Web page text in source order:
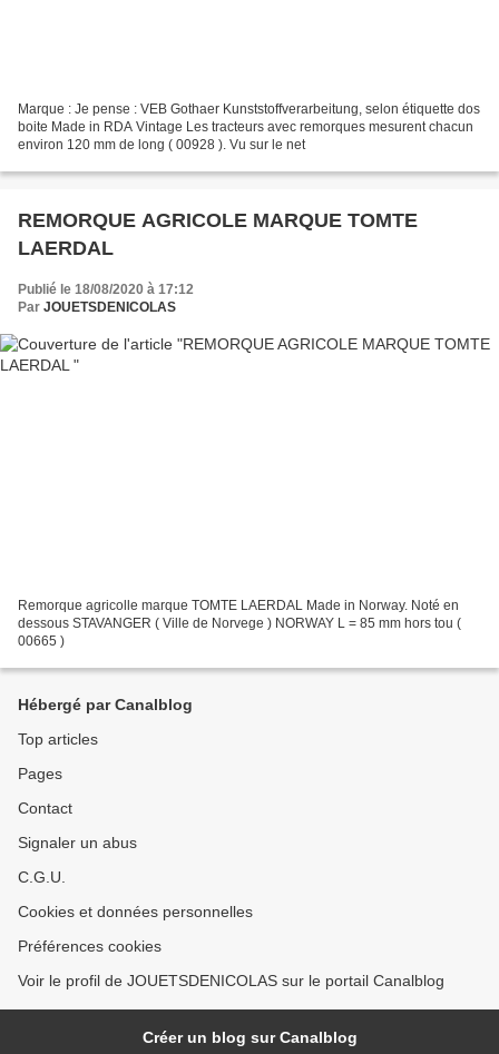
Marque : Je pense : VEB Gothaer Kunststoffverarbeitung, selon étiquette dos
boite Made in RDA Vintage Les tracteurs avec remorques mesurent chacun
environ 120 mm de long ( 00928 ). Vu sur le net
REMORQUE AGRICOLE MARQUE TOMTE
LAERDAL
Publié le 18/08/2020 à 17:12
Par JOUETSDENICOLAS
Remorque agricolle marque TOMTE LAERDAL Made in Norway. Noté en
dessous STAVANGER ( Ville de Norvege ) NORWAY L = 85 mm hors tou (
00665 )
Hébergé par Canalblog
Top articles
Pages
Contact
Signaler un abus
C.G.U.
Cookies et données personnelles
Préférences cookies
Voir le profil de JOUETSDENICOLAS sur le portail Canalblog
Créer un blog sur Canalblog